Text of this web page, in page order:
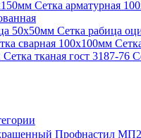
Сетка арматурная
50х50мм Сетка рабица
сварная 100х100мм
Сетка тканая гост 3187-76
Профнастил